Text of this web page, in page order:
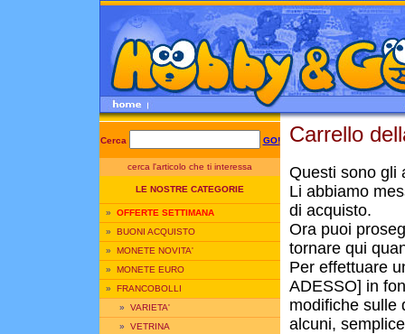
Cerca GO!
cerca l'articolo che ti interessa
LE NOSTRE CATEGORIE
» OFFERTE SETTIMANA
» BUONI ACQUISTO
» MONETE NOVITA'
» MONETE EURO
» FRANCOBOLLI
» VARIETA'
» VETRINA
Carrello
Questi sono gli
Li abbiamo
di acquisto.
Ora puoi
tornare qui
Per effettuare
ADESSO] in
modifiche sulle
alcuni,